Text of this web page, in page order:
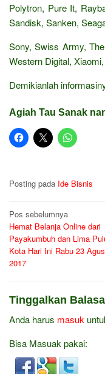
Polytron, Pure It,
Sandisk, Sanken,
Sony, Swiss Army,
Western Digital,
Demikianlah
Agiah Tau Sanak
Posting pada Ide Bisnis
Navigasi
pos
Pos sebelumnya
Hemat Belanja Online dari
Payakumbuh dan Lima
Kota Hari Ini Rabu 23
2017
Tinggalkan
Anda harus masuk
Bisa Masuak pakai: